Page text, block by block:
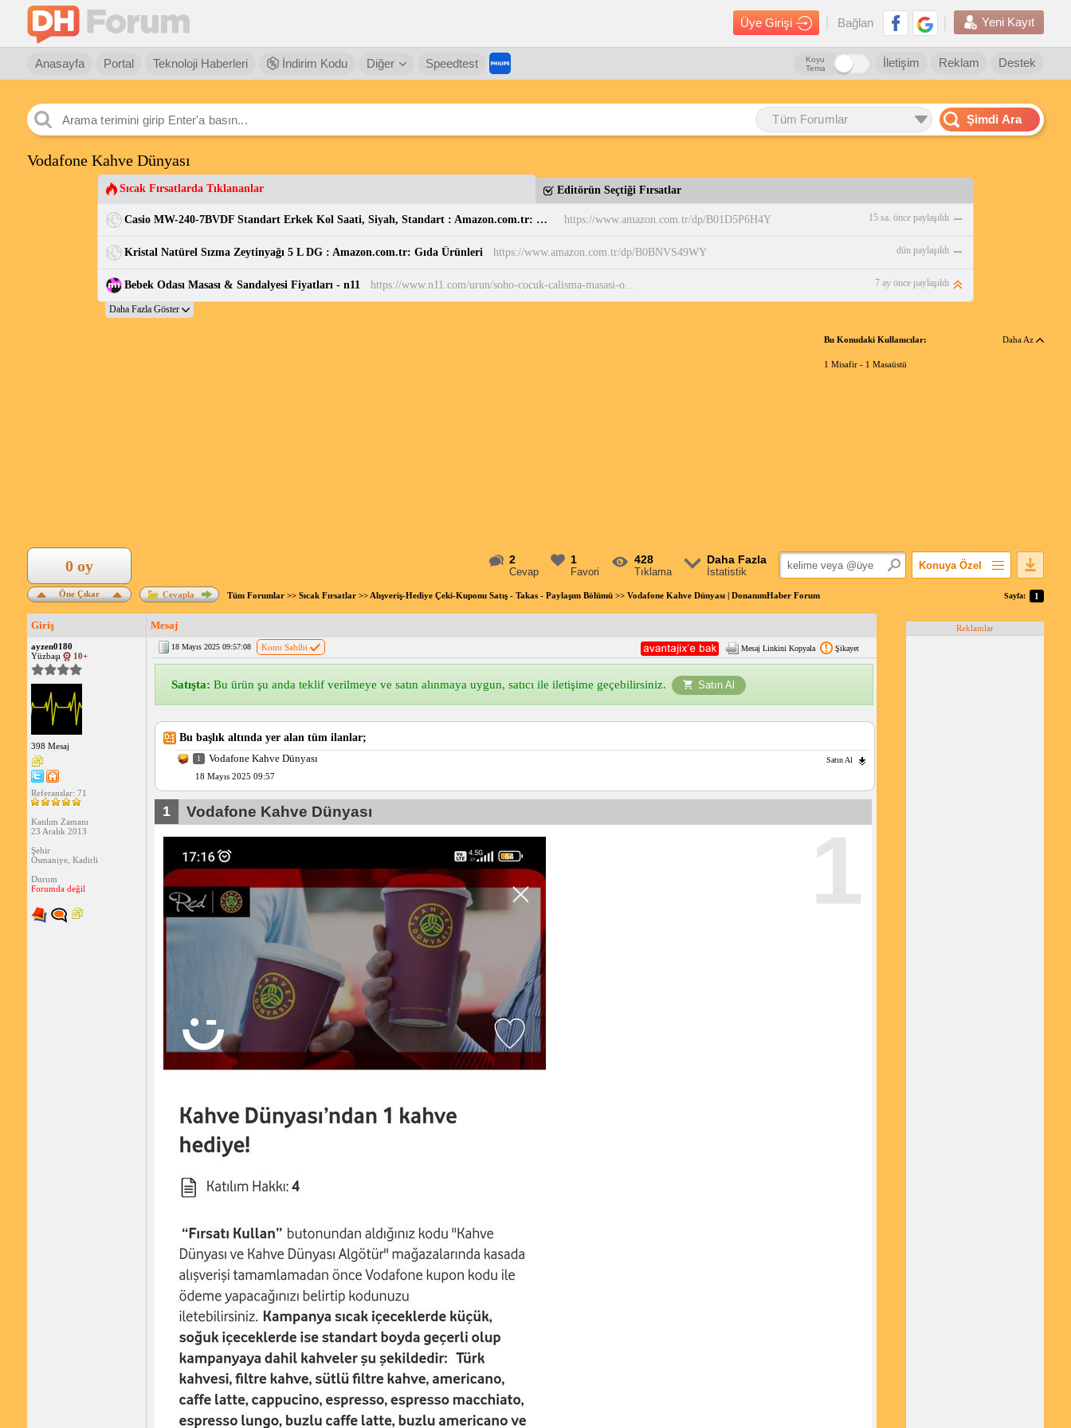
Üye Girişi Bağlan Yeni Kayıt
Anasayfa Portal Teknoloji Haberleri İndirim Kodu Diğer Speedtest Destek
Reklam
İletişim
Koyu
Tema
Tüm Forumlar Şimdi Ara
Vodafone Kahve Dünyası
Sıcak Fırsatlarda Tıklananlar Editörün Seçtiği Fırsatlar
Casio MW-240-7BVDF Standart Erkek Kol Saati, Siyah, Standart : Amazon.com.tr: Moda https://www.amazon.com.tr/dp/B01D5P6H4Y 15 sa. önce paylaşıldı
Kristal Natürel Sızma Zeytinyağı 5 L DG : Amazon.com.tr: Gıda Ürünleri https://www.amazon.com.tr/dp/B0BNVS49WY dün paylaşıldı
Bebek Odası Masası & Sandalyesi Fiyatları - n11 https://www.n11.com/urun/soho-cocuk-calisma-masasi-oyun-ve-etkinlik-masasi-sepetli-001-55357869 7 ay önce paylaşıldı
Bu Konudaki Kullanıcılar: Daha Az
1 Misafir - 1 Masaüstü
2
Cevap
1
Favori
428
Tıklama
Daha Fazla
İstatistik
Konuya Özel
Popüler Mesajlar
Öne Çıkar
0 oy
Cevapla Tüm Forumlar>> Sıcak Fırsatlar>> Alışveriş-Hediye Çeki-Kuponu Satış - Takas - Paylaşım Bölümü>> Vodafone Kahve Dünyası | DonanımHaber Forum Sayfa: 1
Giriş Mesaj
ayzen0180
Yüzbaşı
10+
398 Mesaj
Referanslar: 71
Katılım Zamanı
23 Aralık 2013
Şehir
Osmaniye, Kadirli
Durum
Forumda değil
18 Mayıs 2025 09:57:08 Konu Sahibi Mesaj Linkini Kopyala Şikayet
Satışta: Bu ürün şu anda teklif verilmeye ve satın alınmaya uygun, satıcı ile iletişime geçebilirsiniz. Satın Al
Bu başlık altında yer alan tüm ilanlar;
1 Vodafone Kahve Dünyası Satın Al
18 Mayıs 2025 09:57
1
1 Vodafone Kahve Dünyası
Reklamlar